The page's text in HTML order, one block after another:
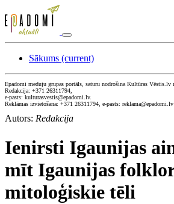
Sākums (current)
Epadomi meduju grupas portāls, saturu nodrošina Kultūras Vēstis.lv
Redakcija: +371 26311794,
e-pasts: kulturasvestis@epadomi.lv.
Reklāmas izvietošana: +371 26311794, e-pasts: reklama@epadomi.lv
Autors: Redakcija
Ienirsti Igaunijas
mīt Igaunijas
mitoloģiskie tēli